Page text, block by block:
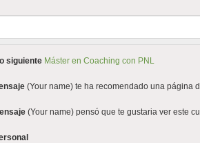
siguiente Máster en Coaching con PNL
(Your name) te ha recomendado una página
(Your name) pensó que te gustaria ver este